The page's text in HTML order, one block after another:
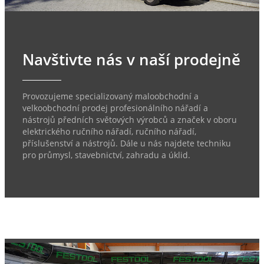
Navštivte nás v naší prodejně
Provozujeme specializovaný maloobchodní a
velkoobchodní prodej profesionálního nářadí a
nástrojů předních světových výrobců a značek v oboru
elektrického ručního nářadí, ručního nářadí,
příslušenství a nástrojů. Dále u nás najdete techniku
pro průmysl, stavebnictví, zahradu a úklid.